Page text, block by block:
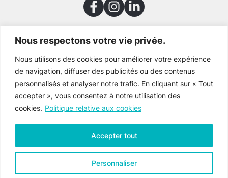
Nous respectons votre vie privée.
Nous utilisons des cookies pour améliorer votre expérience
de navigation, diffuser des publicités ou des contenus
personnalisés et analyser notre trafic. En cliquant sur « Tout
accepter », vous consentez à notre utilisation des
cookies. Politique relative aux cookies
Personnaliser
Accepter tout
Merci à nos partenaires